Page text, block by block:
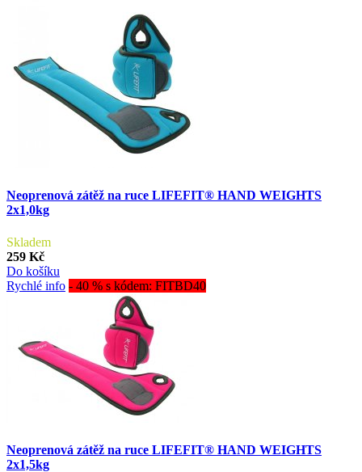
Neoprenová zátěž na ruce LIFEFIT® HAND WEIGHTS
2x1,0kg
Skladem
259 Kč
Do košíku
Rychlé info - 40 % s kódem: FITBD40
Neoprenová zátěž na ruce LIFEFIT® HAND WEIGHTS
2x1,5kg